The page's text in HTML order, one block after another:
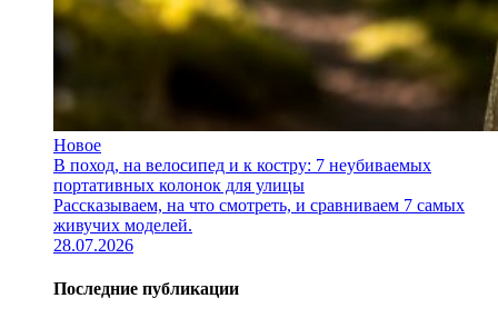
Новое
В поход, на велосипед и к костру: 7 неубиваемых
портативных колонок для улицы
Рассказываем, на что смотреть, и сравниваем 7 самых
живучих моделей.
28.07.2026
Последние публикации